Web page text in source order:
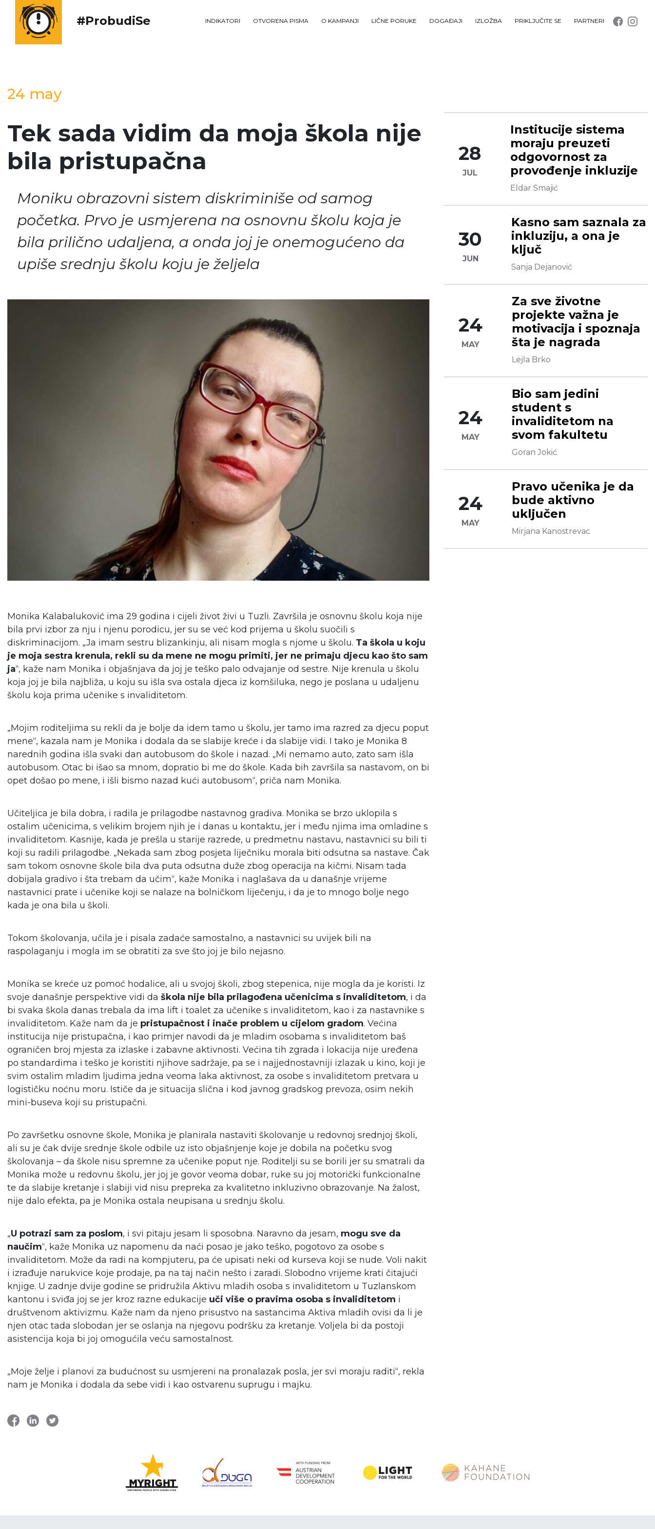
#ProbudiSe INDIKATORI OTVORENA PISMA O KAMPANJI LIČNE PORUKE DOGAĐAJI IZLOŽBA PRIKLJUČITE SE PARTNERI
24 may
Tek sada vidim da moja škola nije
bila pristupačna
Moniku obrazovni sistem diskriminiše od samog
početka. Prvo je usmjerena na osnovnu školu koja je
bila prilično udaljena, a onda joj je onemogućeno da
upiše srednju školu koju je željela
Monika Kalabaluković ima 29 godina i cijeli život živi u Tuzli. Završila je osnovnu školu koja nije
bila prvi izbor za nju i njenu porodicu, jer su se već kod prijema u školu suočili s
diskriminacijom. „Ja imam sestru blizankinju, ali nisam mogla s njome u školu. Ta škola u koju
je moja sestra krenula, rekli su da mene ne mogu primiti, jer ne primaju djecu kao što sam
ja“, kaže nam Monika i objašnjava da joj je teško palo odvajanje od sestre. Nije krenula u školu
koja joj je bila najbliža, u koju su išla sva ostala djeca iz komšiluka, nego je poslana u udaljenu
školu koja prima učenike s invaliditetom.
„Mojim roditeljima su rekli da je bolje da idem tamo u školu, jer tamo ima razred za djecu poput
mene“, kazala nam je Monika i dodala da se slabije kreće i da slabije vidi. I tako je Monika 8
narednih godina išla svaki dan autobusom do škole i nazad. „Mi nemamo auto, zato sam išla
autobusom. Otac bi išao sa mnom, dopratio bi me do škole. Kada bih završila sa nastavom, on bi
opet došao po mene, i išli bismo nazad kući autobusom“, priča nam Monika.
Učiteljica je bila dobra, i radila je prilagodbe nastavnog gradiva. Monika se brzo uklopila s
ostalim učenicima, s velikim brojem njih je i danas u kontaktu, jer i među njima ima omladine s
invaliditetom. Kasnije, kada je prešla u starije razrede, u predmetnu nastavu, nastavnici su bili ti
koji su radili prilagodbe. „Nekada sam zbog posjeta liječniku morala biti odsutna sa nastave. Čak
sam tokom osnovne škole bila dva puta odsutna duže zbog operacija na kičmi. Nisam tada
dobijala gradivo i šta trebam da učim“, kaže Monika i naglašava da u današnje vrijeme
nastavnici prate i učenike koji se nalaze na bolničkom liječenju, i da je to mnogo bolje nego
kada je ona bila u školi.
Tokom školovanja, učila je i pisala zadaće samostalno, a nastavnici su uvijek bili na
raspolaganju i mogla im se obratiti za sve što joj je bilo nejasno.
Monika se kreće uz pomoć hodalice, ali u svojoj školi, zbog stepenica, nije mogla da je koristi. Iz
svoje današnje perspektive vidi da škola nije bila prilagođena učenicima s invaliditetom, i da
bi svaka škola danas trebala da ima lift i toalet za učenike s invaliditetom, kao i za nastavnike s
invaliditetom. Kaže nam da je pristupačnost i inače problem u cijelom gradom. Većina
institucija nije pristupačna, i kao primjer navodi da je mladim osobama s invaliditetom baš
ograničen broj mjesta za izlaske i zabavne aktivnosti. Većina tih zgrada i lokacija nije uređena
po standardima i teško je koristiti njihove sadržaje, pa se i najjednostavniji izlazak u kino, koji je
svim ostalim mladim ljudima jedna veoma laka aktivnost, za osobe s invaliditetom pretvara u
logističku noćnu moru. Ističe da je situacija slična i kod javnog gradskog prevoza, osim nekih
mini-buseva koji su pristupačni.
Po završetku osnovne škole, Monika je planirala nastaviti školovanje u redovnoj srednjoj školi,
ali su je čak dvije srednje škole odbile uz isto objašnjenje koje je dobila na početku svog
školovanja – da škole nisu spremne za učenike poput nje. Roditelji su se borili jer su smatrali da
Monika može u redovnu školu, jer joj je govor veoma dobar, ruke su joj motorički funkcionalne
te da slabije kretanje i slabiji vid nisu prepreka za kvalitetno inkluzivno obrazovanje. Na žalost,
nije dalo efekta, pa je Monika ostala neupisana u srednju školu.
„U potrazi sam za poslom, i svi pitaju jesam li sposobna. Naravno da jesam, mogu sve da
naučim“, kaže Monika uz napomenu da naći posao je jako teško, pogotovo za osobe s
invaliditetom. Može da radi na kompjuteru, pa će upisati neki od kurseva koji se nude. Voli nakit
i izrađuje narukvice koje prodaje, pa na taj način nešto i zaradi. Slobodno vrijeme krati čitajući
knjige. U zadnje dvije godine se pridružila Aktivu mladih osoba s invaliditetom u Tuzlanskom
kantonu i sviđa joj se jer kroz razne edukacije uči više o pravima osoba s invaliditetom i
društvenom aktivizmu. Kaže nam da njeno prisustvo na sastancima Aktiva mladih ovisi da li je
njen otac tada slobodan jer se oslanja na njegovu podršku za kretanje. Voljela bi da postoji
asistencija koja bi joj omogućila veću samostalnost.
„Moje želje i planovi za budućnost su usmjereni na pronalazak posla, jer svi moraju raditi“, rekla
nam je Monika i dodala da sebe vidi i kao ostvarenu suprugu i majku.
28
JUL
Institucije sistema
moraju preuzeti
odgovornost za
provođenje inkluzije
Eldar Smajić
30
JUN
Kasno sam saznala za
inkluziju, a ona je
ključ
Sanja Dejanović
24
MAY
Za sve životne
projekte važna je
motivacija i spoznaja
šta je nagrada
Lejla Brko
24
MAY
Bio sam jedini
student s
invaliditetom na
svom fakultetu
Goran Jokić
24
MAY
Pravo učenika je da
bude aktivno
uključen
Mirjana Kanostrevac